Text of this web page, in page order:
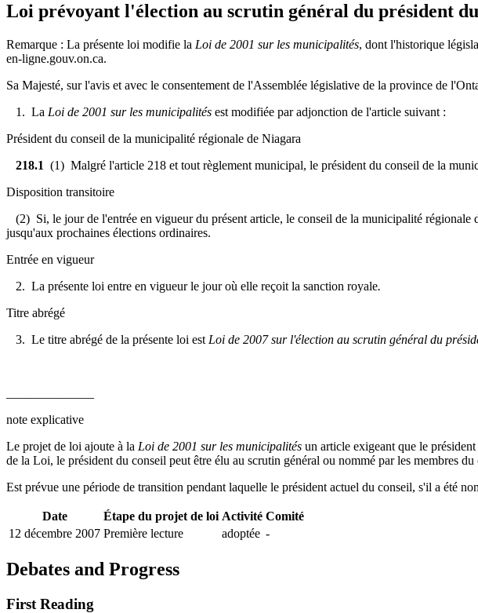
Loi prévoyant l'élection au scrutin général du président
Remarque : La présente loi modifie la Loi de 2001 sur les municipalités, dont l'historique
en-ligne.gouv.on.ca.
Sa Majesté, sur l'avis et avec le consentement de l'Assemblée législative de la province de
1. La Loi de 2001 sur les municipalités est modifiée par adjonction de l'article suivant :
Président du conseil de la municipalité régionale de Niagara
218.1 (1) Malgré l'article 218 et tout règlement municipal, le président du conseil de la
Disposition transitoire
(2) Si, le jour de l'entrée en vigueur du présent article, le conseil de la municipalité régionale
jusqu'aux prochaines élections ordinaires.
Entrée en vigueur
2. La présente loi entre en vigueur le jour où elle reçoit la sanction royale.
Titre abrégé
3. Le titre abrégé de la présente loi est Loi de 2007 sur l'élection au scrutin général du
note explicative
Le projet de loi ajoute à la Loi de 2001 sur les municipalités un article exigeant que le
de la Loi, le président du conseil peut être élu au scrutin général ou nommé par les membres du
Est prévue une période de transition pendant laquelle le président actuel du conseil, s'il a été
Date Étape du projet de loi Activité Comité
12 décembre 2007 Première lecture adoptée -
Debates and Progress
First Reading